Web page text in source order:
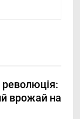
революція:
врожай на